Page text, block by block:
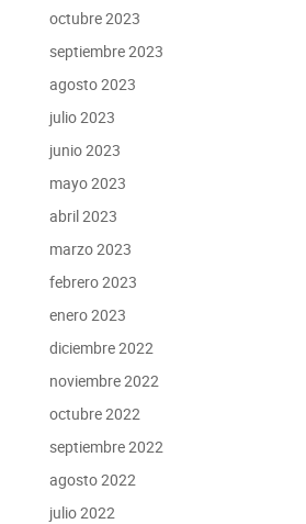
octubre 2023
septiembre 2023
agosto 2023
julio 2023
junio 2023
mayo 2023
abril 2023
marzo 2023
febrero 2023
enero 2023
diciembre 2022
noviembre 2022
octubre 2022
septiembre 2022
agosto 2022
julio 2022